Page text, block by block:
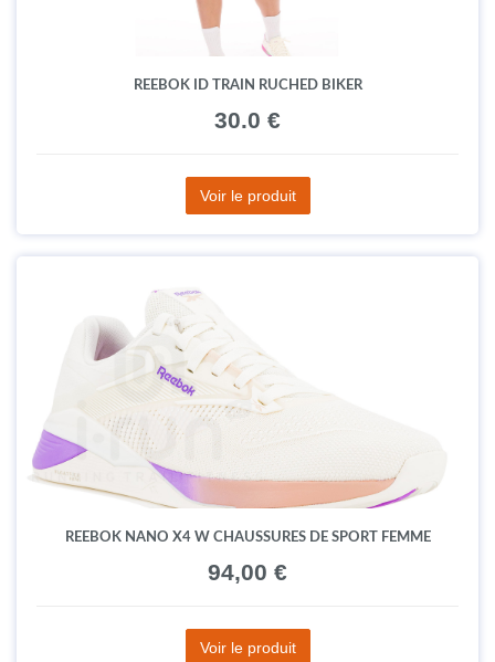
REEBOK ID TRAIN RUCHED BIKER
30.0 €
Voir le produit
REEBOK NANO X4 W CHAUSSURES DE SPORT FEMME
94,00 €
Voir le produit